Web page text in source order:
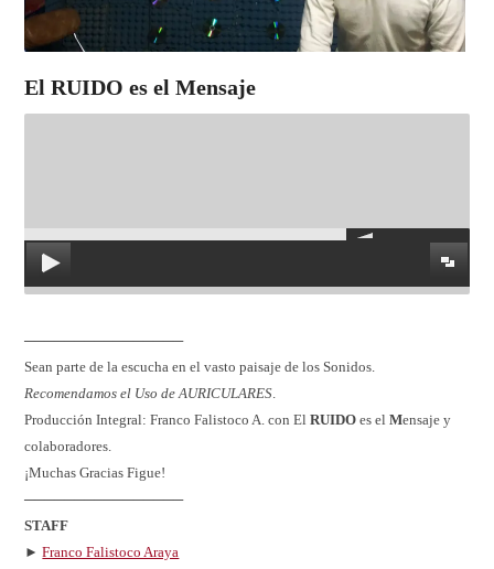
El RUIDO es el Mensaje
────────────────
Sean parte de la escucha en el vasto paisaje de los Sonidos.
Recomendamos el Uso de AURICULARES.
Producción Integral: Franco Falistoco A. con ElRUIDO es elMensaje y
colaboradores.
¡Muchas Gracias Figue!
────────────────
STAFF
►Franco Falistoco Araya